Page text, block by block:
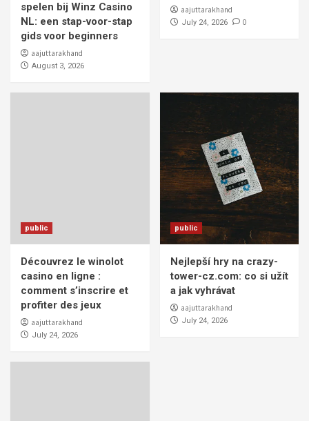
spelen bij Winz Casino
NL: een stap-voor-stap
gids voor beginners
aajuttarakhand
August 3, 2026
aajuttarakhand
July 24, 2026 0
public
Découvrez le winolot
casino en ligne :
comment s’inscrire et
profiter des jeux
aajuttarakhand
July 24, 2026
public
Nejlepší hry na crazy-
tower-cz.com: co si užít
a jak vyhrávat
aajuttarakhand
July 24, 2026